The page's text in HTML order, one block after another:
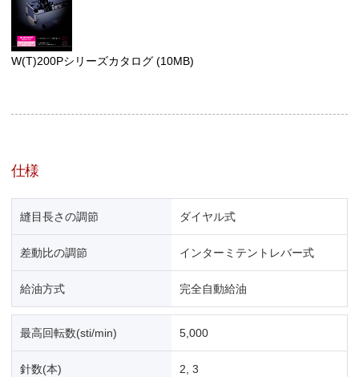
W(T)200Pシリーズカタログ (10MB)
仕様
縫目長さの調節 ダイヤル式
差動比の調節 インターミテントレバー式
給油方式 完全自動給油
最高回転数(sti/min) 5,000
針数(本) 2, 3